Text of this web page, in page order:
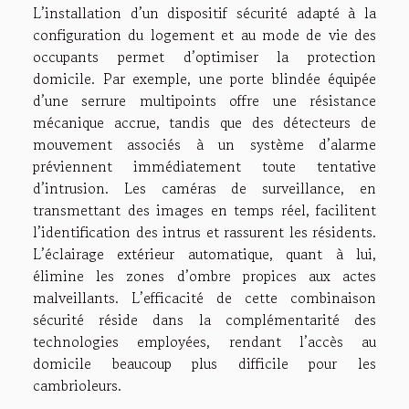
L’installation d’un dispositif sécurité adapté à la
configuration du logement et au mode de vie des
occupants permet d’optimiser la protection
domicile. Par exemple, une porte blindée équipée
d’une serrure multipoints offre une résistance
mécanique accrue, tandis que des détecteurs de
mouvement associés à un système d’alarme
préviennent immédiatement toute tentative
d’intrusion. Les caméras de surveillance, en
transmettant des images en temps réel, facilitent
l’identification des intrus et rassurent les résidents.
L’éclairage extérieur automatique, quant à lui,
élimine les zones d’ombre propices aux actes
malveillants. L’efficacité de cette combinaison
sécurité réside dans la complémentarité des
technologies employées, rendant l’accès au
domicile beaucoup plus difficile pour les
cambrioleurs.